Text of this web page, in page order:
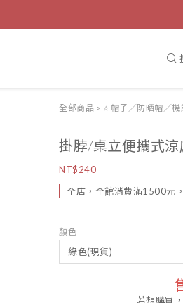
全部商品 > ⭐ 帽子／防晒帽／機
掛脖/桌立便攜式
NT$240
全店，全館消費滿1500元
顏色
若想購買